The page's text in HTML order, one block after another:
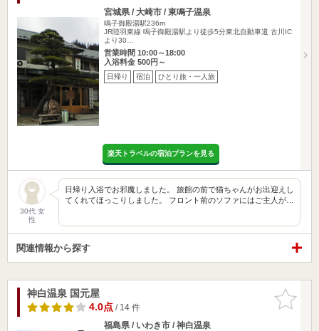
宮城県 / 大崎市 / 東鳴子温泉
鳴子御殿湯駅236m
JR陸羽東線 鳴子御殿湯駅より徒歩5分東北自動車道 古川IC
より30…
営業時間 10:00～18:00
入浴料金 500円～
日帰り 宿泊 ひとり旅・一人旅
楽天トラベルの宿泊プランを見る
30代 女
性
日帰り入浴でお邪魔しました。 旅館の前で猫ちゃんがお出迎えし
てくれてほっこりしました。 フロント前のソファにはご主人が…
関連情報から探す
お気に入
りに追加
神白温泉 国元屋
4.0点/ 14 件
福島県 / いわき市 / 神白温泉